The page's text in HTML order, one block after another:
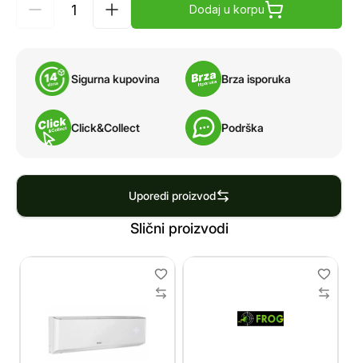
Dodaj u korpu
Sigurna kupovina Brza isporuka
Click&Collect Podrška
Uporedi proizvod
Slični proizvodi